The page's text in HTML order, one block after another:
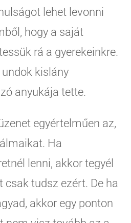
lehet levonni
hogy a saját
rá a gyerekeinkre.
kislány
anyukája tette.
egyértelműen az,
Ha
lenni, akkor tegyél
tudsz ezért. De ha
akkor egy ponton